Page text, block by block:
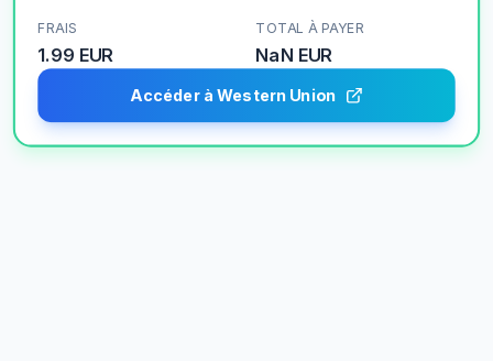
FRAIS
1.99 EUR
TOTAL À PAYER
NaN EUR
Accéder à Western Union